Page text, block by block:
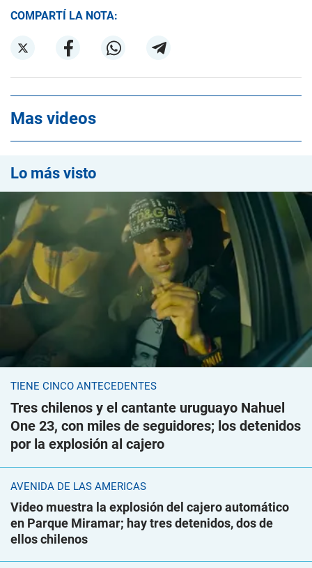
COMPARTÍ LA NOTA:
Mas videos
Lo más visto
TIENE CINCO ANTECEDENTES
Tres chilenos y el cantante uruguayo Nahuel
One 23, con miles de seguidores; los detenidos
por la explosión al cajero
AVENIDA DE LAS AMÉRICAS
Video muestra la explosión del cajero automático
en Parque Miramar; hay tres detenidos, dos de
ellos chilenos